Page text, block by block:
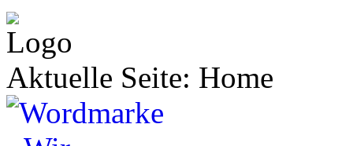
Aktuelle Seite: Home